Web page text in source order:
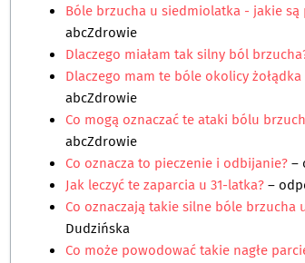
Bóle brzucha u siedmiolatka - jakie są
abcZdrowie
Dlaczego miałam tak silny ból
Dlaczego mam te bóle okolicy
abcZdrowie
Co mogą oznaczać te ataki bólu
abcZdrowie
Co oznacza to pieczenie i odbijanie?–
Jak leczyć te zaparcia u 31-latka?–
Co oznaczają takie silne bóle brzucha
Dudzińska
Co może powodować takie nagłe